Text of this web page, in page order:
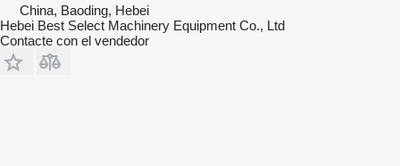
China, Baoding, Hebei
Hebei Best Select Machinery Equipment Co., Ltd
Contacte con el vendedor